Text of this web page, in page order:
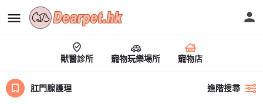
獸醫診所 寵物玩樂場所 寵物店
肛門腺護理 進階搜尋